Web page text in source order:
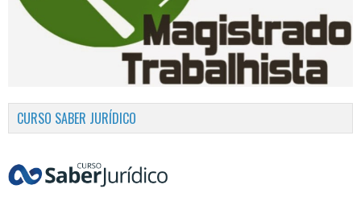
CURSO SABER JURÍDICO